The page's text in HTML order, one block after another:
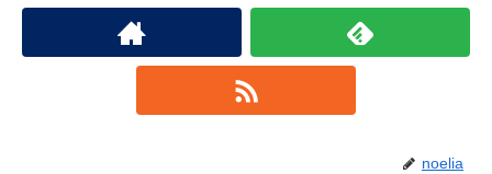
noelia